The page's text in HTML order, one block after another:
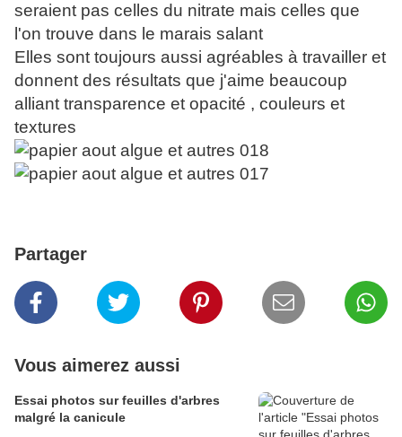
seraient pas celles du nitrate mais celles que
l'on trouve dans le marais salant
Elles sont toujours aussi agréables à travailler et
donnent des résultats que j'aime beaucoup
alliant transparence et opacité , couleurs et
textures
Partager
Vous aimerez aussi
Essai photos sur feuilles d'arbres
malgré la canicule